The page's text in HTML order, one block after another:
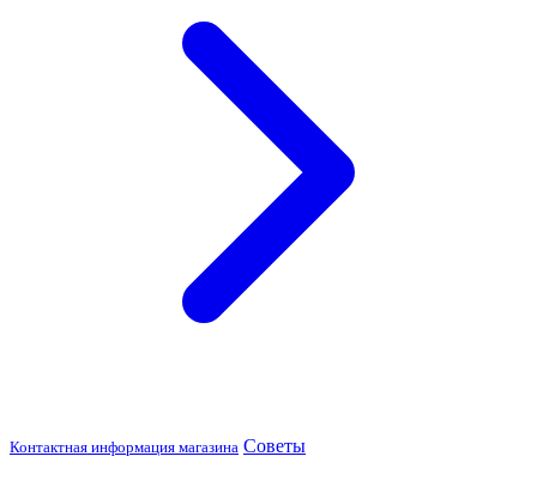
Контактная информация магазина Советы